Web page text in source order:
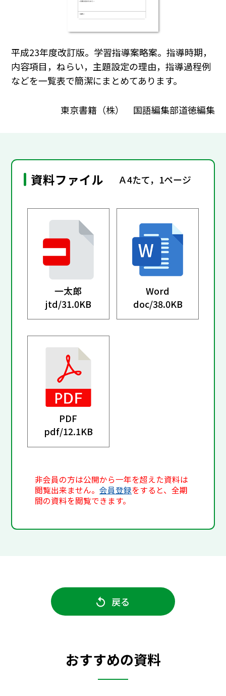
平成23年度改訂版。学習指導案略案。指導時期，
内容項目，ねらい，主題設定の理由，指導過程例
などを一覧表で簡潔にまとめてあります。
東京書籍（株） 国語編集部道徳編集
資料ファイル Ａ4たて，1ページ
一太郎
jtd/31.0KB
Word
doc/38.0KB
PDF
pdf/12.1KB
非会員の方は公開から一年を超えた資料は
閲覧出来ません。会員登録をすると、全期
間の資料を閲覧できます。
戻る
おすすめの資料